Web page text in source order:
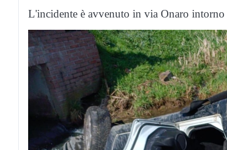
L'incidente è avvenuto in via Onaro